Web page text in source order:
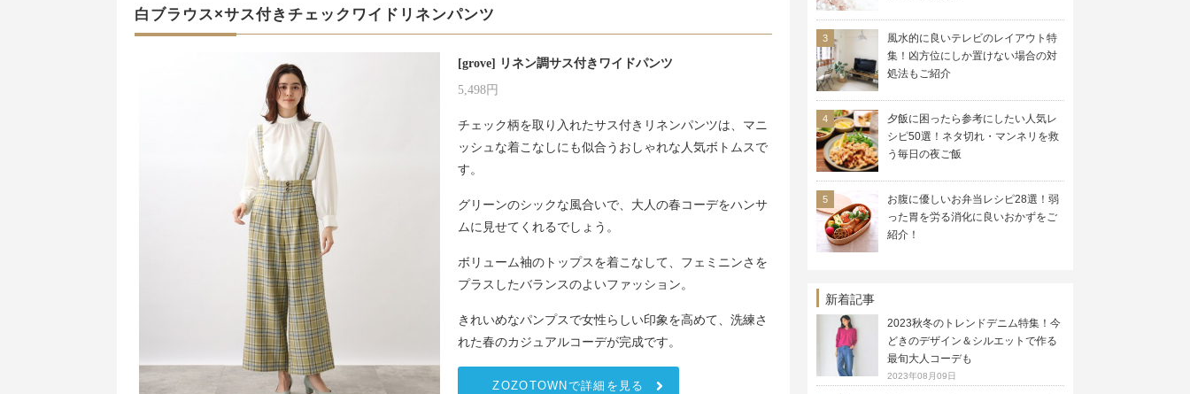
白ブラウス×サス付きチェックワイドリネンパンツ
[grove] リネン調サス付きワイドパンツ
5,498円
チェック柄を取り入れたサス付きリネンパンツは、マニ
ッシュな着こなしにも似合うおしゃれな人気ボトムスで
す。
グリーンのシックな風合いで、大人の春コーデをハンサ
ムに見せてくれるでしょう。
ボリューム袖のトップスを着こなして、フェミニンさを
プラスしたバランスのよいファッション。
きれいめなパンプスで女性らしい印象を高めて、洗練さ
れた春のカジュアルコーデが完成です。
ZOZOTOWNで詳細を見る
風水的に良いテレビのレイアウト特
集！凶方位にしか置けない場合の対
処法もご紹介
夕飯に困ったら参考にしたい人気レ
シピ50選！ネタ切れ・マンネリを救
う毎日の夜ご飯
お腹に優しいお弁当レシピ28選！弱
った胃を労る消化に良いおかずをご
紹介！
新着記事
2023秋冬のトレンドデニム特集！今
どきのデザイン＆シルエットで作る
最旬大人コーデも
2023年08月09日